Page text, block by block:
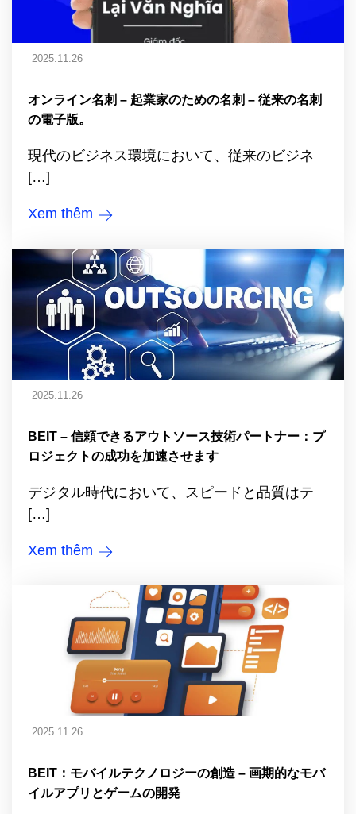
2025.11.26
オンライン名刺 – 起業家のための名刺 – 従来の名刺
の電子版。
現代のビジネス環境において、従来のビジネ
[…]
Xem thêm
2025.11.26
BEIT – 信頼できるアウトソース技術パートナー：プ
ロジェクトの成功を加速させます
デジタル時代において、スピードと品質はテ
[…]
Xem thêm
2025.11.26
BEIT：モバイルテクノロジーの創造 – 画期的なモバ
イルアプリとゲームの開発